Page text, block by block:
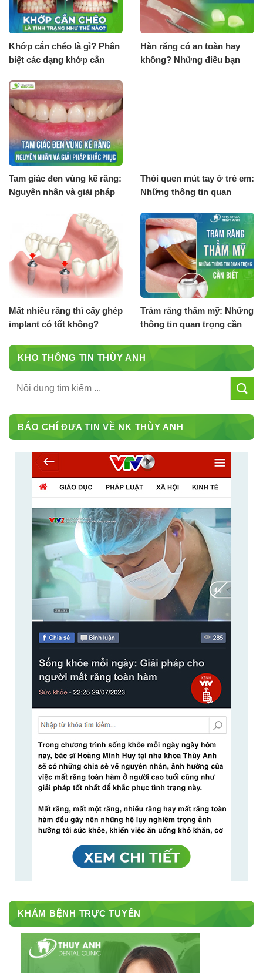
Khớp cắn chéo là gì? Phân
biệt các dạng khớp cắn
Hàn răng có an toàn hay
không? Những điều bạn
Tam giác đen vùng kẽ răng:
Nguyên nhân và giải pháp
Thói quen mút tay ở trẻ em:
Những thông tin quan
Mất nhiều răng thì cấy ghép
implant có tốt không?
Trám răng thẩm mỹ: Những
thông tin quan trọng cần
KHO THÔNG TIN THÙY ANH
BÁO CHÍ ĐƯA TIN VỀ NK THÙY ANH
KHÁM BỆNH TRỰC TUYẾN